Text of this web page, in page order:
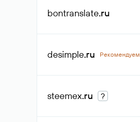
bontranslate.ru
desimple.ru Рекомендуем
steemex.ru ?